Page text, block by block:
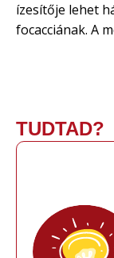
ízesítője lehet
focacciának. A
TUDTAD?